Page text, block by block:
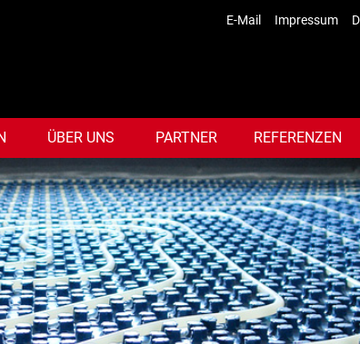
E-Mail Impressum
ÜBER UNS PARTNER REFERENZEN